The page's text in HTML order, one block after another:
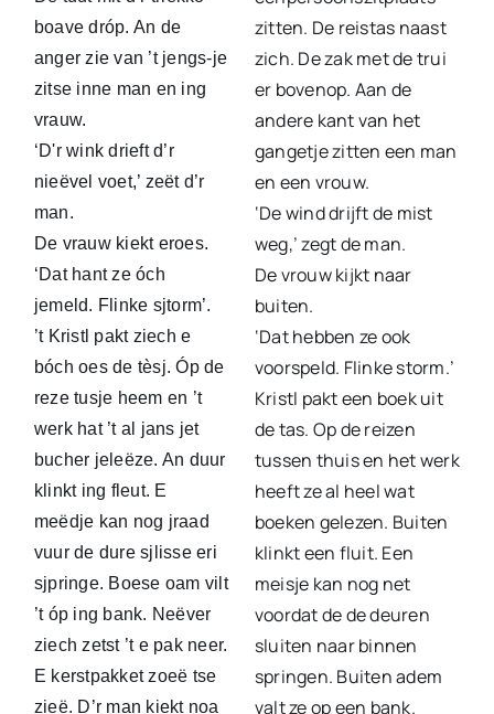
boave dróp. An de
anger zie van ’t jengs-je
zitse inne man en ing
vrauw.
‘D'r wink drieft d’r
nieëvel voet,’ zeët d’r
man.
De vrauw kiekt eroes.
‘Dat hant ze óch
jemeld. Flinke sjtorm’.
’t Kristl pakt ziech e
bóch oes de tèsj. Óp de
reze tusje heem en ’t
werk hat ’t al jans jet
bucher jeleëze. An duur
klinkt ing fleut. E
meëdje kan nog jraad
vuur de dure sjlisse eri
sjpringe. Boese oam vilt
’t óp ing bank. Neëver
ziech zetst ’t e pak neer.
E kerstpakket zoeë tse
zieë. D’r man kiekt noa
zitten. De reistas naast
zich. De zak met de trui
er bovenop. Aan de
andere kant van het
gangetje zitten een man
en een vrouw.
‘De wind drijft de mist
weg,’ zegt de man.
De vrouw kijkt naar
buiten.
‘Dat hebben ze ook
voorspeld. Flinke storm.’
Kristl pakt een boek uit
de tas. Op de reizen
tussen thuis en het werk
heeft ze al heel wat
boeken gelezen. Buiten
klinkt een fluit. Een
meisje kan nog net
voordat de de deuren
sluiten naar binnen
springen. Buiten adem
valt ze op een bank.